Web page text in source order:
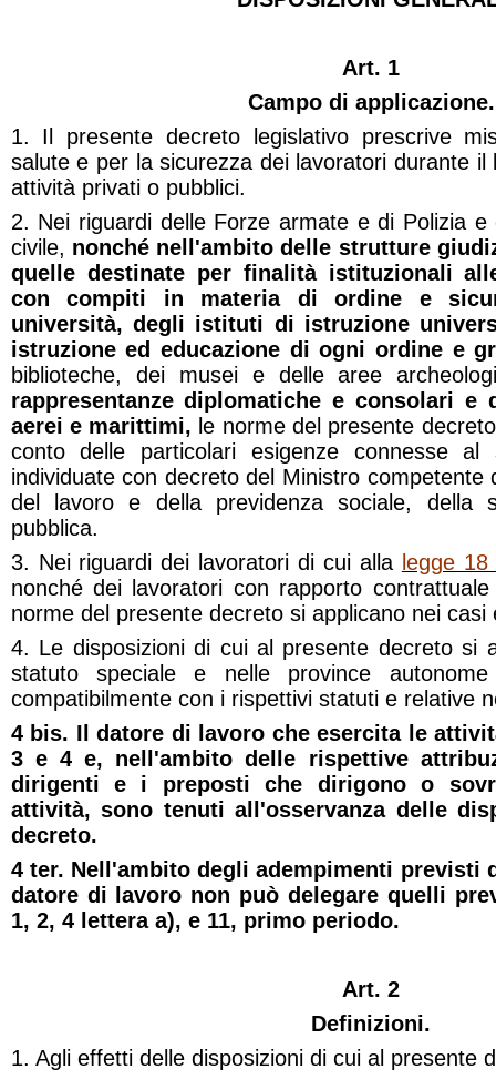
Art. 1
Campo di applicazione.
1. Il presente decreto legislativo prescrive
salute e per la sicurezza dei lavoratori durante
attività privati o pubblici.
2. Nei riguardi delle Forze armate e di Polizia
civile, nonché nell'ambito delle strutture
quelle destinate per finalità istituzionali
con compiti in materia di ordine e
università, degli istituti di istruzione
istruzione ed educazione di ogni ordine e
biblioteche, dei musei e delle aree
rappresentanze diplomatiche e consolari e
aerei e marittimi, le norme del presente
conto delle particolari esigenze connesse
individuate con decreto del Ministro competente
del lavoro e della previdenza sociale, della
pubblica.
3. Nei riguardi dei lavoratori di cui alla legge
nonché dei lavoratori con rapporto
norme del presente decreto si applicano nei
4. Le disposizioni di cui al presente decreto si
statuto speciale e nelle province
compatibilmente con i rispettivi statuti e relative
4 bis. Il datore di lavoro che esercita le
3 e 4 e, nell'ambito delle rispettive
dirigenti e i preposti che dirigono o
attività, sono tenuti all'osservanza delle
decreto.
4 ter. Nell'ambito degli adempimenti previsti
datore di lavoro non può delegare quelli
1, 2, 4 lettera a), e 11, primo periodo.
Art. 2
Definizioni.
1. Agli effetti delle disposizioni di cui al presente